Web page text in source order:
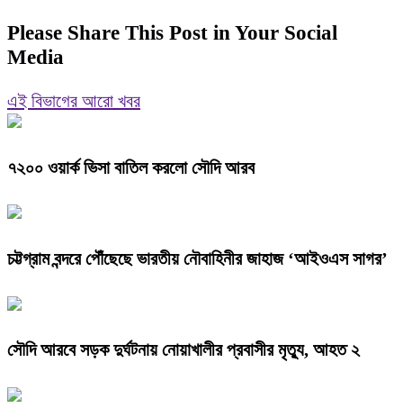
Please Share This Post in Your Social
Media
এই বিভাগের আরো খবর
৭২০০ ওয়ার্ক ভিসা বাতিল করলো সৌদি আরব
চট্টগ্রাম বন্দরে পৌঁছেছে ভারতীয় নৌবাহিনীর জাহাজ ‘আইওএস সাগর’
সৌদি আরবে সড়ক দুর্ঘটনায় নোয়াখালীর প্রবাসীর মৃত্যু, আহত ২